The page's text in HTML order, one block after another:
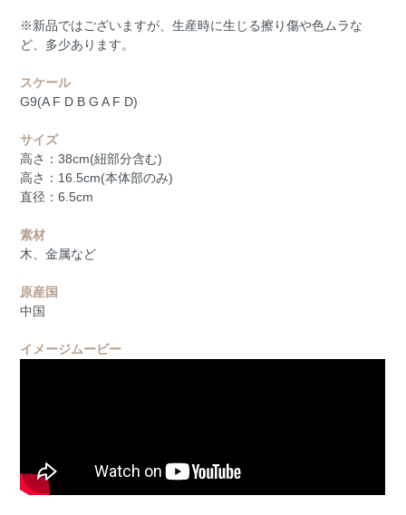
※新品ではございますが、生産時に生じる擦り傷や色ムラな
ど、多少あります。
スケール
G9(A F D B G A F D)
サイズ
高さ：38cm(紐部分含む)
高さ：16.5cm(本体部のみ)
直径：6.5cm
素材
木、金属など
原産国
中国
イメージムービー